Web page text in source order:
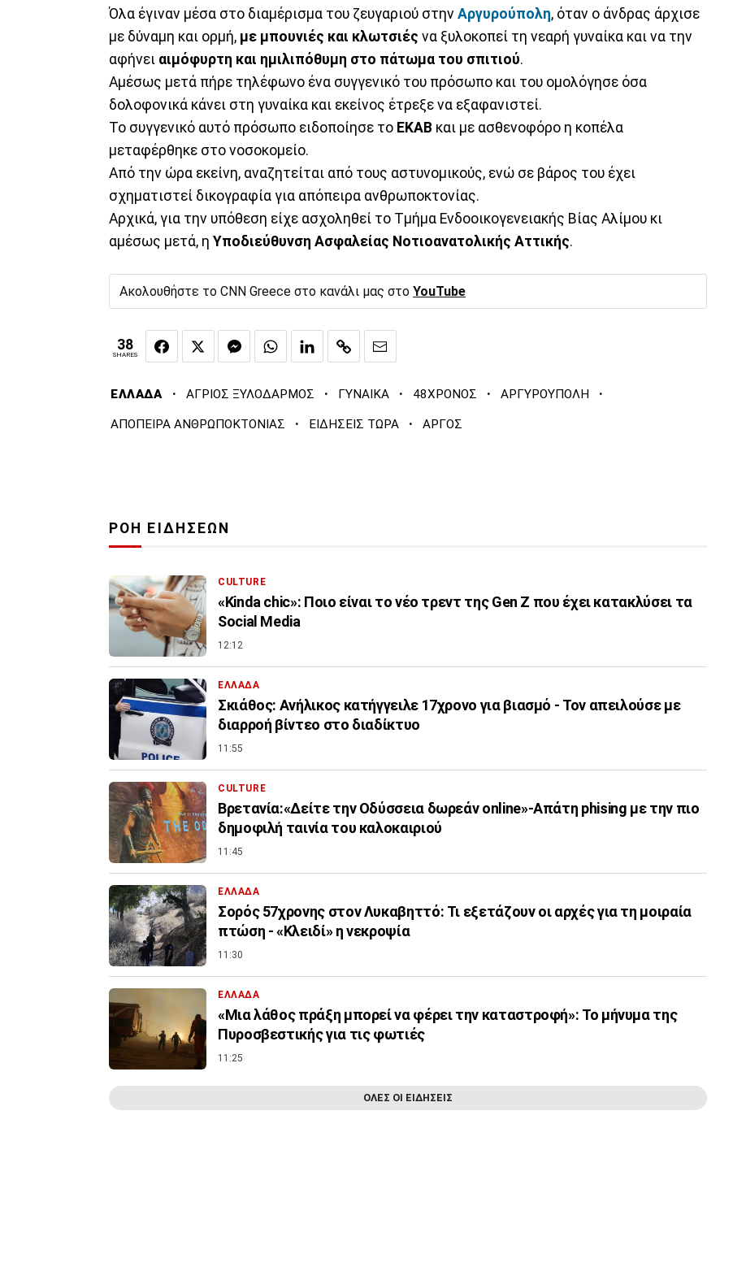
Όλα έγιναν μέσα στο διαμέρισμα του ζευγαριού στην Αργυρούπολη, όταν ο άνδρας άρχισε
με δύναμη και ορμή, με μπουνιές και κλωτσιές να ξυλοκοπεί τη νεαρή γυναίκα και να την
αφήνει αιμόφυρτη και ημιλιπόθυμη στο πάτωμα του σπιτιού.
Αμέσως μετά πήρε τηλέφωνο ένα συγγενικό του πρόσωπο και του ομολόγησε όσα
δολοφονικά κάνει στη γυναίκα και εκείνος έτρεξε να εξαφανιστεί.
Το συγγενικό αυτό πρόσωπο ειδοποίησε το ΕΚΑΒ και με ασθενοφόρο η κοπέλα
μεταφέρθηκε στο νοσοκομείο.
Από την ώρα εκείνη, αναζητείται από τους αστυνομικούς, ενώ σε βάρος του έχει
σχηματιστεί δικογραφία για απόπειρα ανθρωποκτονίας.
Αρχικά, για την υπόθεση είχε ασχοληθεί το Τμήμα Ενδοοικογενειακής Βίας Αλίμου κι
αμέσως μετά, η Υποδιεύθυνση Ασφαλείας Νοτιοανατολικής Αττικής.
Ακολουθήστε το CNN Greece στο κανάλι μας στο YouTube
38
SHARES
ΕΛΛΑΔΑ · ΑΓΡΙΟΣ ΞΥΛΟΔΑΡΜΟΣ · ΓΥΝΑΙΚΑ · 48ΧΡΟΝΟΣ · ΑΡΓΥΡΟΥΠΟΛΗ ·
ΑΠΟΠΕΙΡΑ ΑΝΘΡΩΠΟΚΤΟΝΙΑΣ · ΕΙΔΗΣΕΙΣ ΤΩΡΑ · ΑΡΓΟΣ
ΡΟΗ ΕΙΔΗΣΕΩΝ
CULTURE
«Kinda chic»: Ποιο είναι το νέο τρεντ της Gen Z που έχει κατακλύσει τα
Social Media
12:12
ΕΛΛΑΔΑ
Σκιάθος: Ανήλικος κατήγγειλε 17χρονο για βιασμό - Τον απειλούσε με
διαρροή βίντεο στο διαδίκτυο
11:55
CULTURE
Βρετανία:«Δείτε την Οδύσσεια δωρεάν online»-Απάτη phising με την πιο
δημοφιλή ταινία του καλοκαιριού
11:45
ΕΛΛΑΔΑ
Σορός 57χρονης στον Λυκαβηττό: Τι εξετάζουν οι αρχές για τη μοιραία
πτώση - «Κλειδί» η νεκροψία
11:30
ΕΛΛΑΔΑ
«Μια λάθος πράξη μπορεί να φέρει την καταστροφή»: Το μήνυμα της
Πυροσβεστικής για τις φωτιές
11:25
ΟΛΕΣ ΟΙ ΕΙΔΗΣΕΙΣ